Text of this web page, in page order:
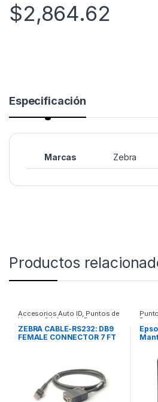
$2,864.62
Especificación
Marcas Zebra
Productos
Accesorios Auto ID, Puntos de
Venta y Códigos de Barra
ZEBRA CABLE-RS232: DB9
FEMALE CONNECTOR 7 FT
Barra
Auto